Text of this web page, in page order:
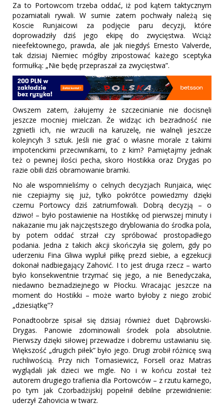
Za to Portowcom trzeba oddać, iż pod kątem taktycznym
pozamiatali rywali. W sumie zatem pochwały należą się
Koscie Runjaicowi za podjęcie paru decyzji, które
doprowadziły dziś jego ekipę do zwycięstwa. Wciąż
nieefektownego, prawda, ale jak niegdyś Ernesto Valverde,
tak dzisiaj Niemiec mógłby zripostować każego sceptyka
formułką: „Nie będę przepraszał za zwycięstwa”.
Owszem zatem, żałujemy że szczecinianie nie docisnęli
jeszcze mocniej mielczan. Że widząc ich bezradność nie
zgnietli ich, nie wrzucili na karuzelę, nie walnęli jeszcze
kolejncyh 3 sztuk. Jeśli nie grać o własne morale z takimi
impotenckimi przeciwnikami, to z kim? Pamiętajmy jednak
też o pewnej ilości pecha, skoro Hostikka oraz Drygas po
razie obili dziś obramowanie bramki.
No ale wspomnieliśmy o celnych decyzjach Runjaica, więc
nie czepiajmy się już, tylko pokrótce powiedzmy dzięki
czemu Portowcy dziś zatriumfowali. Dobrą decyzją – o
dziwo! – było postawienie na Hostikkę od pierwszej minuty i
nakazanie mu jak najczęstszego dryblowania do środka pola,
by potem oddać strzał czy spróbować prostopadłego
podania. Jedna z takich akcji skończyła się golem, gdy po
uderzeniu Fina Gliwa wypluł piłkę prezd siebie, a egzekucji
dokonał nadbiegający Zahović. I to jest druga rzecz – warto
było konsekwentnie trzymać się jego, a nie Benedyczaka,
niedawno beznadziejnego w Płocku. Wracając jeszcze na
moment do Hostikki – może warto byłoby z niego zrobić
„dziesiątkę”?
Ponadtoobrze spisał się dzisiaj również duet Dąbrowski-
Drygas. Panowie zdominowali środek pola absolutnie.
Pierwszy dzięki siłowej przewadze i dobremu ustawianiu się.
Większość „drugich piłek” było jego. Drugi zrobił różnicę swą
ruchliwością. Przy nich Tomasiewicz, Forsell oraz Matras
wyglądali jak dzieci we mgle. No i w końcu został też
autorem drugiego trafienia dla Portowców – z rzutu karnego,
po tym jak Czorbadżijskij popełnił debilne przewidnienie:
uderzył Zahovicia w twarz.